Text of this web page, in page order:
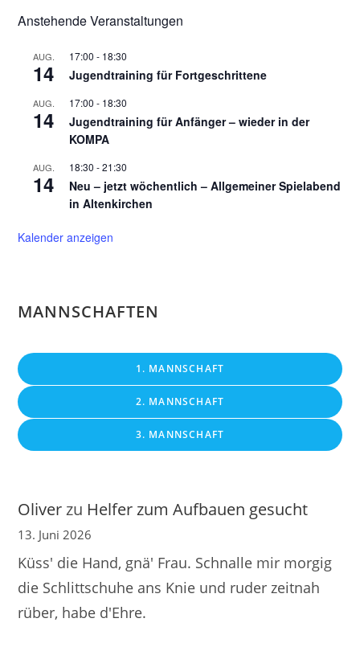
Anstehende Veranstaltungen
AUG.
14
17:00 - 18:30
Jugendtraining für Fortgeschrittene
AUG.
14
17:00 - 18:30
Jugendtraining für Anfänger – wieder in der
KOMPA
AUG.
14
18:30 -21:30
Neu – jetzt wöchentlich – Allgemeiner Spielabend
in Altenkirchen
Kalender anzeigen
MANNSCHAFTEN
1. MANNSCHAFT
2. MANNSCHAFT
3. MANNSCHAFT
Oliverzu Helfer zum Aufbauen gesucht
13. Juni 2026
Küss' die Hand, gnä' Frau. Schnalle mir morgig
die Schlittschuhe ans Knie und ruder zeitnah
rüber, habe d'Ehre.